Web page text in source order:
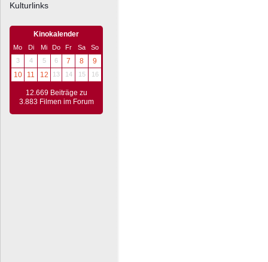
Kulturlinks
Kinokalender
Mo Di Mi Do Fr Sa
So
3
4 5 6 7 8
9
10
11 12 13 14 15 16
12.669 Beiträge zu
3.883 Filmen im Forum